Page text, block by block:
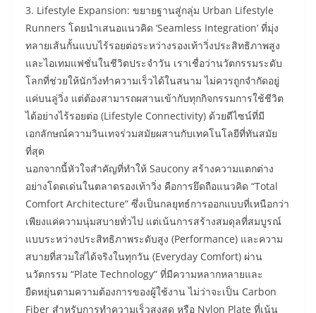
3. Lifestyle Expansion: ขยายฐานสู่กลุ่ม Urban Lifestyle
Runners โดยนำเสนอแนวคิด ‘Seamless Integration’ ที่มุ่ง
ทลายเส้นกั้นแบบไร้รอยต่อระหว่างรองเท้าวิ่งประสิทธิภาพสูง
และไอเทมแฟชั่นในชีวิตประจำวัน เราเชื่อว่านวัตกรรมระดับ
โลกที่ช่วยให้นักวิ่งทำความเร็วได้ในสนาม ไม่ควรถูกจำกัดอยู่
แค่บนลู่วิ่ง แต่ต้องสามารถผสานเข้ากับทุกกิจกรรมการใช้ชีวิต
ได้อย่างไร้รอยต่อ (Lifestyle Connectivity) ด้วยดีไซน์ที่มี
เอกลักษณ์ความวินเทจร่วมสมัยผสานกับเทคโนโลยีที่ทันสมัย
ที่สุด
นอกจากนี้หัวใจสำคัญที่ทำให้ Saucony สร้างความแตกต่าง
อย่างโดดเด่นในตลาดรองเท้าวิ่ง คือการยึดถือแนวคิด “Total
Comfort Architecture” ซึ่งเป็นกลยุทธ์การออกแบบที่เหนือกว่า
เพียงแค่ความนุ่มสบายทั่วไป แต่เน้นการสร้างสมดุลที่สมบูรณ์
แบบระหว่างประสิทธิภาพระดับสูง (Performance) และความ
สบายที่สวมใส่ได้จริงในทุกวัน (Everyday Comfort) ผ่าน
นวัตกรรม “Plate Technology” ที่มีความหลากหลายและ
ยืดหยุ่นตามความต้องการของผู้ใช้งาน ไม่ว่าจะเป็น Carbon
Fiber สำหรับการทำความเร็วสูงสุด หรือ Nylon Plate ที่เน้น